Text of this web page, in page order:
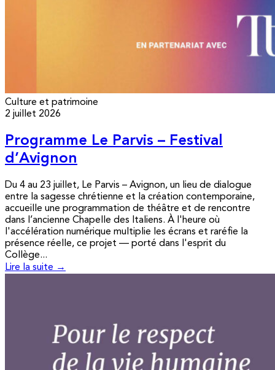
Culture et patrimoine
2 juillet 2026
Programme Le Parvis – Festival
d’Avignon
Du 4 au 23 juillet, Le Parvis – Avignon, un lieu de dialogue
entre la sagesse chrétienne et la création contemporaine,
accueille une programmation de théâtre et de rencontre
dans l’ancienne Chapelle des Italiens. À l'heure où
l'accélération numérique multiplie les écrans et raréfie la
présence réelle, ce projet — porté dans l'esprit du
Collège...
Lire la suite →